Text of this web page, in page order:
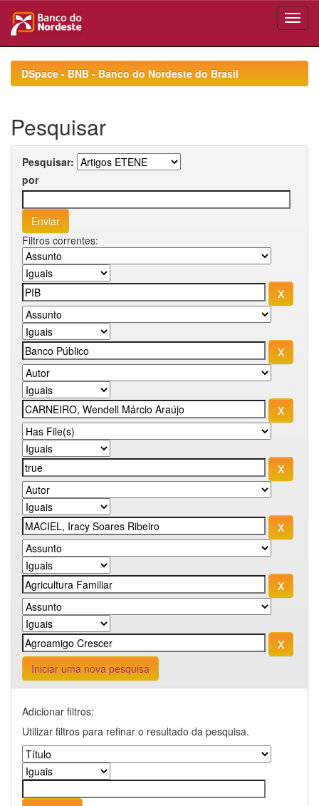
navigationDSpace - BNB - Banco do Nordeste do Brasil
Pesquisar
Pesquisar:
por
Filtros correntes:
Iniciar uma nova pesquisa
Adicionar filtros:
Utilizar filtros para refinar o resultado da pesquisa.